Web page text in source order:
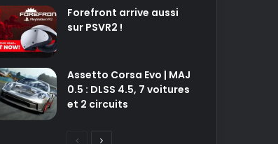
Forefront arrive aussi
sur PSVR2 !
Assetto Corsa Evo | MAJ
0.5 : DLSS 4.5, 7 voitures
et 2 circuits